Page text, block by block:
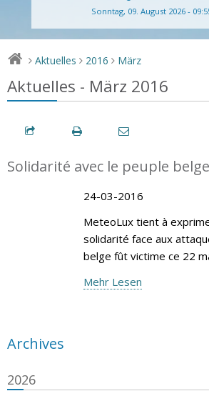
Sonntag, 09. August 2026 -
> Aktuelles > 2016 > März
Aktuelles - März 2016
Solidarité avec le peuple belge
24-03-2016
MeteoLux tient à
solidarité face aux
belge fût victime ce 22
Mehr Lesen
Archives
2026